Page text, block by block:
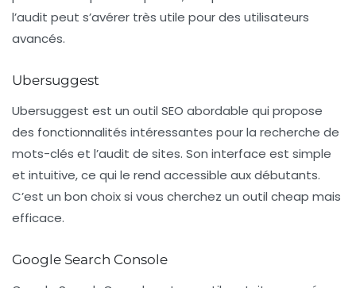
l’audit peut s’avérer très utile pour des utilisateurs
avancés.
Ubersuggest
Ubersuggest est un outil SEO abordable qui propose
des fonctionnalités intéressantes pour la recherche de
mots-clés et l’audit de sites. Son interface est simple
et intuitive, ce qui le rend accessible aux débutants.
C’est un bon choix si vous cherchez un outil cheap mais
efficace.
Google Search Console